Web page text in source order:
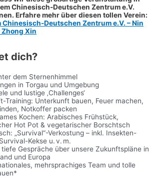
Chinesisch-Deutschen Zentrum e.V.
Erfahre mehr über diesen tollen Verein:
Chinesisch-Deutschen Zentrum e.V. – Nin
Zhong Xin
dich?
dem Sternenhimmel
in Torgau und Umgebung
und lustige ‚Challenges‘
Training: Unterkunft bauen, Feuer machen,
Notkoffer packen
Kochen: Arabisches Frühstück,
Hot Pot & vegetarischer Borschtsch
„Survival“-Verkostung – inkl. Insekten-
Kekse u. v. m.
tiefe Gespräche über unsere Zukunftspläne in
und Europa
mehrsprachiges Team und tolle